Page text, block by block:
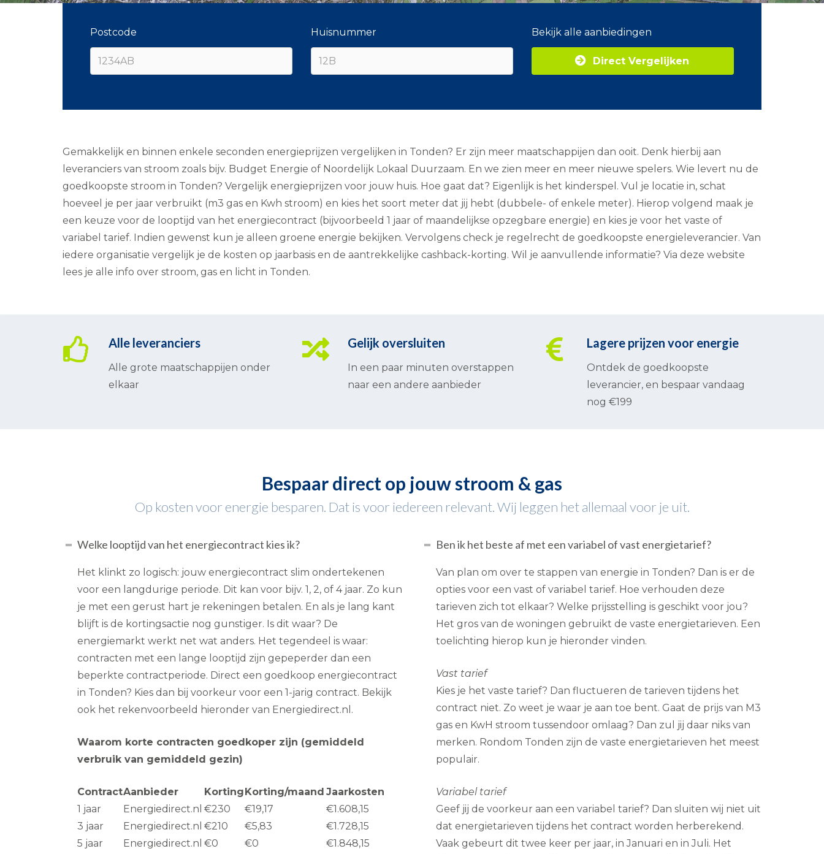
Postcode Huisnummer Bekijk alle aanbiedingen
Direct Vergelijken
Gemakkelijk en binnen enkele seconden energieprijzen vergelijken in Tonden? Er zijn meer maatschappijen dan ooit. Denk hierbij aan
leveranciers van stroom zoals bijv. Budget Energie of Noordelijk Lokaal Duurzaam. En we zien meer en meer nieuwe spelers. Wie levert nu de
goedkoopste stroom in Tonden? Vergelijk energieprijzen voor jouw huis. Hoe gaat dat? Eigenlijk is het kinderspel. Vul je locatie in, schat
hoeveel je per jaar verbruikt (m3 gas en Kwh stroom) en kies het soort meter dat jij hebt (dubbele- of enkele meter). Hierop volgend maak je
een keuze voor de looptijd van het energiecontract (bijvoorbeeld 1 jaar of maandelijkse opzegbare energie) en kies je voor het vaste of
variabel tarief. Indien gewenst kun je alleen groene energie bekijken. Vervolgens check je regelrecht de goedkoopste energieleverancier. Van
iedere organisatie vergelijk je de kosten op jaarbasis en de aantrekkelijke cashback-korting. Wil je aanvullende informatie? Via deze website
lees je alle info over stroom, gas en licht in Tonden.
Alle leveranciers
Alle grote maatschappijen onder
elkaar
Gelijk oversluiten
In een paar minuten overstappen
naar een andere aanbieder
Lagere prijzen voor energie
Ontdek de goedkoopste
leverancier, en bespaar vandaag
nog €199
Bespaar direct op jouw stroom & gas
Op kosten voor energie besparen. Dat is voor iedereen relevant. Wij leggen het allemaal voor je uit.
Welke looptijd van het energiecontract kies ik?
Het klinkt zo logisch: jouw energiecontract slim ondertekenen
voor een langdurige periode. Dit kan voor bijv. 1, 2, of 4 jaar. Zo kun
je met een gerust hart je rekeningen betalen. En als je lang kant
blijft is de kortingsactie nog gunstiger. Is dit waar? De
energiemarkt werkt net wat anders. Het tegendeel is waar:
contracten met een lange looptijd zijn gepeperder dan een
beperkte contractperiode. Direct een goedkoop energiecontract
in Tonden? Kies dan bij voorkeur voor een 1-jarig contract. Bekijk
ook het rekenvoorbeeld hieronder van Energiedirect.nl.
Waarom korte contracten goedkoper zijn (gemiddeld
verbruik van gemiddeld gezin)
ContractAanbieder KortingKorting/maand Jaarkosten
1 jaar
Energiedirect.nl €230 €19,17
€1.608,15
3 jaar
Energiedirect.nl €210 €5,83
€1.728,15
5 jaar
Energiedirect.nl €0 €0 €1.848,15
Ben ik het beste af met een variabel of vast energietarief?
Van plan om over te stappen van energie in Tonden? Dan is er de
opties voor een vast of variabel tarief. Hoe verhouden deze
tarieven zich tot elkaar? Welke prijsstelling is geschikt voor jou?
Het gros van de woningen gebruikt de vaste energietarieven. Een
toelichting hierop kun je hieronder vinden.
Vast tarief
Kies je het vaste tarief? Dan fluctueren de tarieven tijdens het
contract niet. Zo weet je waar je aan toe bent. Gaat de prijs van M3
gas en KwH stroom tussendoor omlaag? Dan zul jij daar niks van
merken. Rondom Tonden zijn de vaste energietarieven het meest
populair.
Variabel tarief
Geef jij de voorkeur aan een variabel tarief? Dan sluiten wij niet uit
dat energietarieven tijdens het contract worden herberekend.
Vaak gebeurt dit twee keer per jaar, in Januari en in Juli. Het